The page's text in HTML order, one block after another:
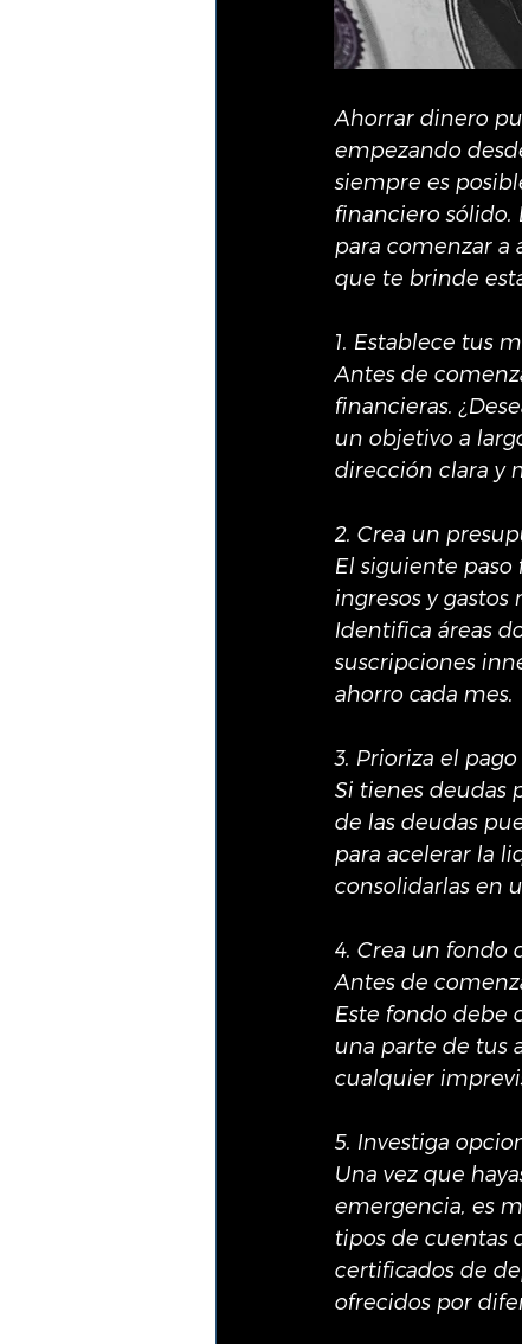
Ahorrar dinero
empezando
siempre es
financiero sólido.
para comenzar a
que te brinde
1. Establece tus
Antes de
financieras.
un objetivo a
dirección clara y
2. Crea un
El siguiente
ingresos y
Identifica áreas
suscripciones
ahorro cada mes.
3. Prioriza el
Si tienes deudas
de las deudas
para acelerar la
consolidarlas en
4. Crea un fondo
Antes de
Este fondo debe
una parte de tus
cualquier
5. Investiga
Una vez que
emergencia, es
tipos de cuentas
certificados de
ofrecidos por